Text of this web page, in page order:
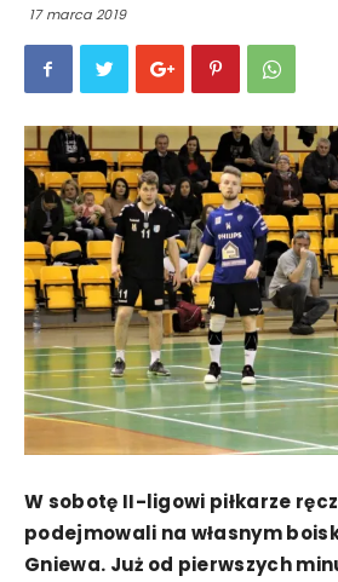
17 marca 2019
W sobotę II-ligowi piłkarze
podejmowali na własnym
Gniewa. Już od pierwszych